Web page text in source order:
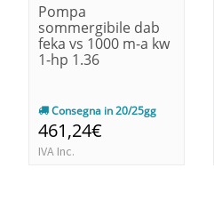
Pompa
sommergibile dab
feka vs 1000 m-a kw
1-hp 1.36
Consegna in 20/25gg
461,24€
IVA Inc.